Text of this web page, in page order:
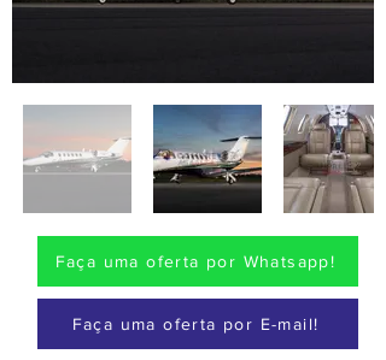
Faça uma oferta por Whatsapp!
Faça uma oferta por E-mail!